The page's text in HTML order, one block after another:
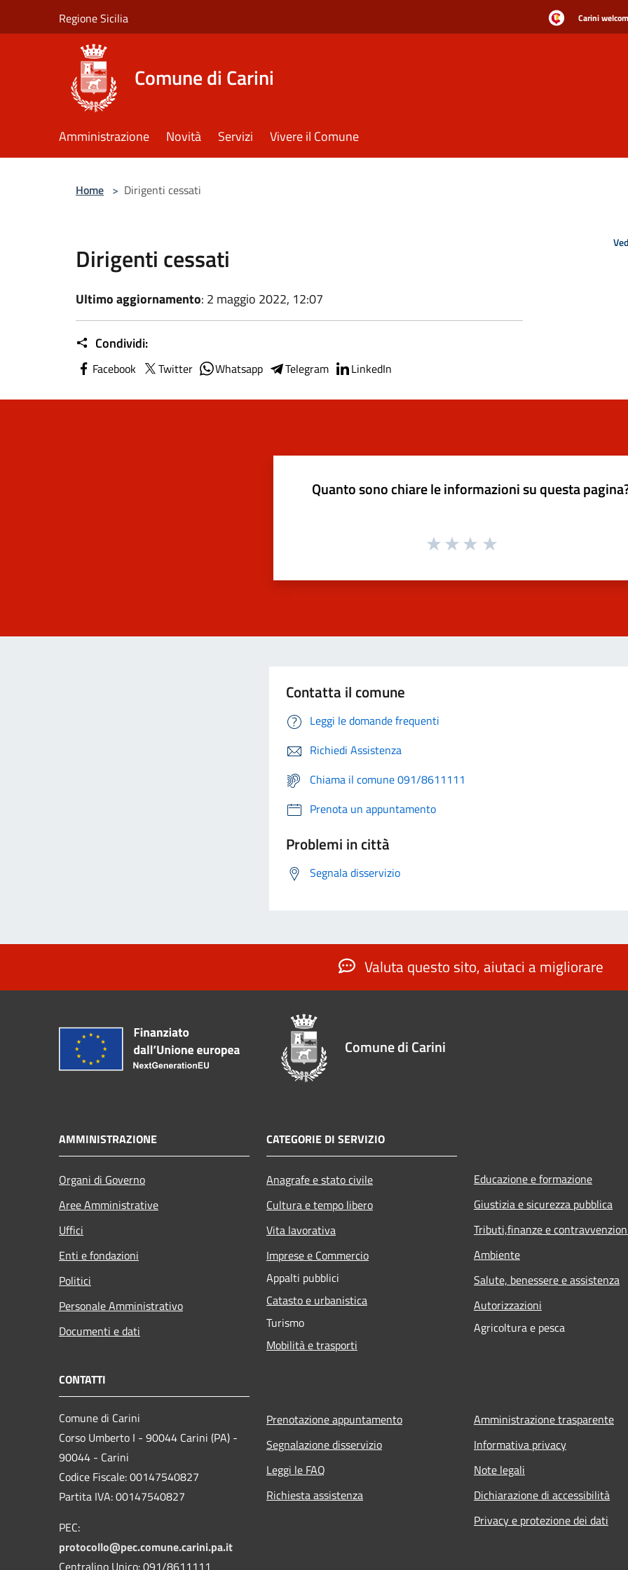
Regione Sicilia Carini
Comune di Carini
Amministrazione Novità Servizi Vivere il Comune
Home > Dirigenti cessati
Dirigenti cessati
Ultimo aggiornamento: 2 maggio 2022, 12:07
Condividi:
Facebook Twitter Whatsapp Telegram LinkedIn
Quanto sono chiare le informazioni su questa
Contatta il comune
Leggi le domande frequenti
Richiedi Assistenza
Chiama il comune 091/8611111
Prenota un appuntamento
Problemi in città
Segnala disservizio
Valuta questo sito, aiutaci a migliorare
Comune di Carini
AMMINISTRAZIONE
Organi di Governo
Aree Amministrative
Uffici
Enti e fondazioni
Politici
Personale Amministrativo
Documenti e dati
CATEGORIE DI SERVIZIO
Anagrafe e stato civile
Cultura e tempo libero
Vita lavorativa
Imprese e Commercio
Appalti pubblici
Catasto e urbanistica
Turismo
Mobilità e trasporti
Educazione e formazione
Giustizia e sicurezza pubblica
Tributi,finanze e
Ambiente
Salute, benessere e assistenza
Autorizzazioni
Agricoltura e pesca
CONTATTI
Comune di Carini
Corso Umberto I - 90044 Carini (PA) -
90044 - Carini
Codice Fiscale: 00147540827
Partita IVA: 00147540827
PEC:
protocollo@pec.comune.carini.pa.it
Prenotazione appuntamento
Segnalazione disservizio
Leggi le FAQ
Richiesta assistenza
Amministrazione trasparente
Informativa privacy
Note legali
Dichiarazione di accessibilità
Privacy e protezione dei dati